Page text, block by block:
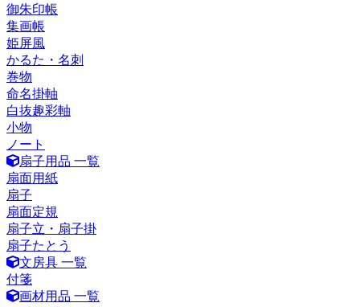
御朱印帳
集画帳
姫屏風
かるた・名刺
巻物
命名掛軸
白抜趣彩軸
小物
ノート
扇子用品 一覧
扇面用紙
扇子
扇面定規
扇子立・扇子掛
扇子たとう
文房具 一覧
付箋
画材用品 一覧